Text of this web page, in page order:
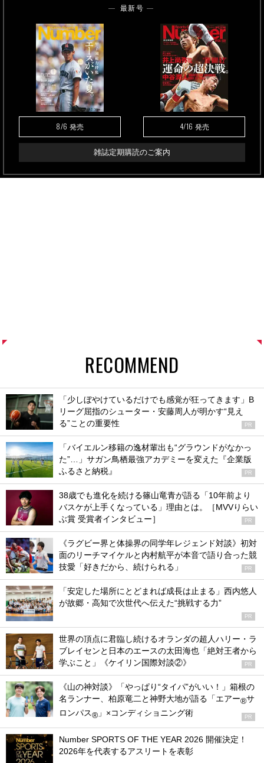
最新号
8/6 発売 4/16 発売
雑誌定期購読のご案内
RECOMMEND
「少しぼやけているだけでも感覚が狂ってきます」B
リーグ屈指のシューター・安藤周人が明かす“見え
る”ことの重要性
PR
「バイエルン移籍の逸材輩出も“グラウンドがなかっ
た”…」サガン鳥栖最強アカデミーを変えた『企業版
ふるさと納税』
PR
38歳でも進化を続ける篠山竜青が語る「10年前より
バスケが上手くなっている」理由とは。［MVVりらい
ぶ賞 受賞者インタビュー］
PR
《ラグビー界と体操界の同学年レジェンド対談》初対
面のリーチマイケルと内村航平が本音で語り合った競
技愛「好きだから、続けられる」
PR
「安定した場所にとどまれば成長は止まる」西内悠人
が故郷・高知で次世代へ伝えた“挑戦する力”
PR
世界の頂点に君臨し続けるオランダの超人ハリー・ラ
ブレイセンと日本のエースの太田海也「絶対王者から
学ぶこと」《ケイリン国際対談②》
PR
《山の神対談》「やっぱり“タイパ”がいい！」箱根の
名ランナー、柏原竜二と神野大地が語る「エアー®サ
ロンパス® 」×コンディショニング術 PR
Number SPORTS OF THE YEAR 2026 開催決定！
2026年を代表するアスリートを表彰